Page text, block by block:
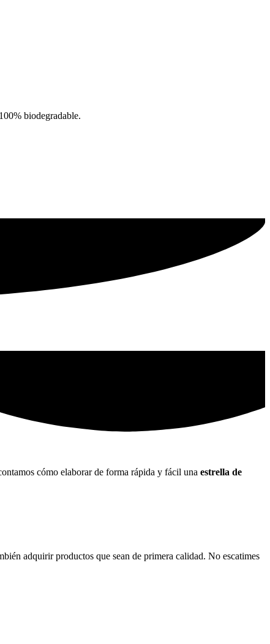
biodegradable.
cómo elaborar de forma rápida y fácil una estrella de
adquirir productos que sean de primera calidad. No escatimes